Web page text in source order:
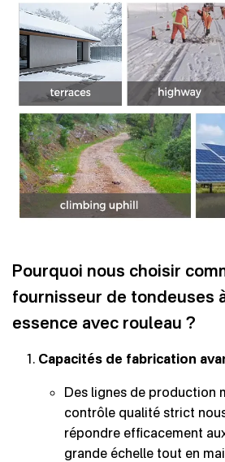
Pourquoi nous choisir
fournisseur de tondeuses
essence avec rouleau ?
Capacités de fabrication
Des lignes de production
contrôle qualité strict
répondre efficacement
grande échelle tout en